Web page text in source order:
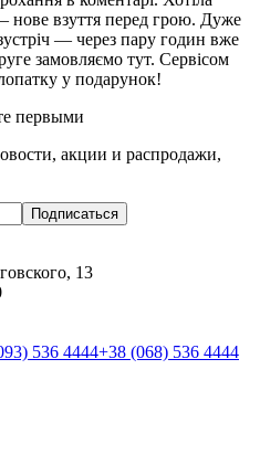
нове взуття перед грою. Дуже
— через пару годин вже
замовляємо тут. Сервісом
у подарунок!
первыми
акции и распродажи,
Подписаться
13
536 4444+38 (068) 536 4444